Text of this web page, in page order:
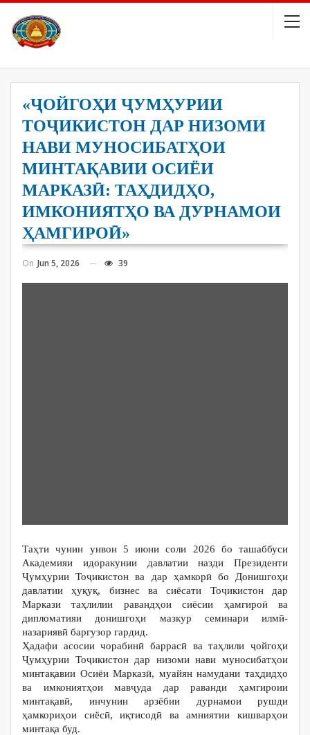
«ҶОЙГОҲИ ҶУМҲУРИИ
ТОҶИКИСТОН ДАР НИЗОМИ
НАВИ МУНОСИБАТҲОИ
МИНТАҚАВИИ ОСИЁИ
МАРКАЗӢ: ТАҲДИДҲО,
ИМКОНИЯТҲО ВА ДУРНАМОИ
ҲАМГИРОӢ»
On Jun 5, 2026 39
Таҳти чунин унвон 5 июни соли 2026 бо ташаббуси
Академияи идоракунии давлатии назди Президенти
Ҷумҳурии Тоҷикистон ва дар ҳамкорӣ бо Донишгоҳи
давлатии ҳуқуқ, бизнес ва сиёсати Тоҷикистон дар
Маркази таҳлилии равандҳои сиёсии ҳамгироӣ ва
дипломатияи донишгоҳи мазкур семинари илмӣ-
назариявӣ баргузор гардид.
Ҳадафи асосии чорабинӣ баррасӣ ва таҳлили ҷойгоҳи
Ҷумҳурии Тоҷикистон дар низоми нави муносибатҳои
минтақавии Осиёи Марказӣ, муайян намудани таҳдидҳо
ва имкониятҳои мавҷуда дар раванди ҳамгироии
минтақавӣ, инчунин арзёбии дурнамои рушди
ҳамкориҳои сиёсӣ, иқтисодӣ ва амниятии кишварҳои
минтақа буд.